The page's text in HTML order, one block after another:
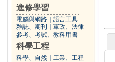
進修學習
電腦與網路
語言工具
雜誌、期刊
軍政、法律
參考、考試、教科用書
科學工程
科學、自然 工業、工程